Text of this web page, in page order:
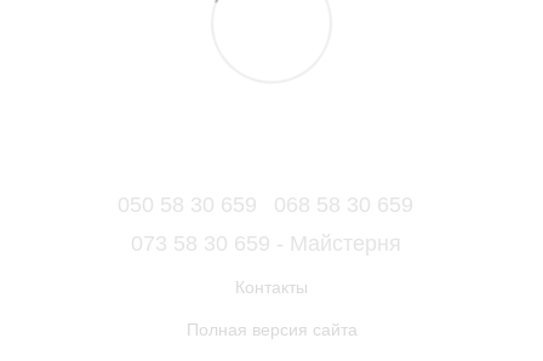
050 58 30 659
068 58 30 659
073 58 30 659 - Майстерня
Контакты
Полная версия сайта